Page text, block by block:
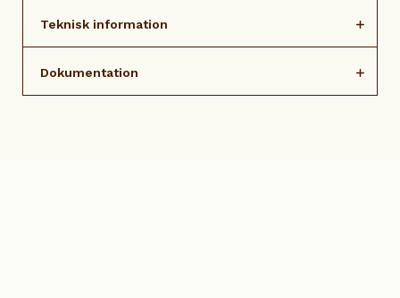
Teknisk information
Dokumentation